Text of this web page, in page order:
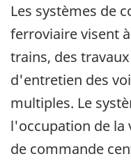
Les systèmes de
ferroviaire visent
trains, des
d'entretien des
multiples. Le
l'occupation de la
de commande